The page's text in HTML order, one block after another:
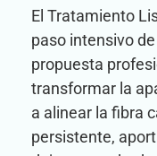
El Tratamiento
paso intensivo
propuesta
transformar la
a alinear la fibra
persistente,